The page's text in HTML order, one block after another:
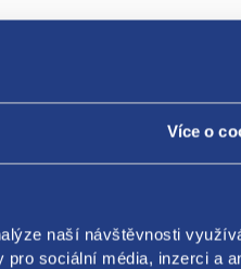
Více o
naší návštěvnosti
sociální média, inzerci a